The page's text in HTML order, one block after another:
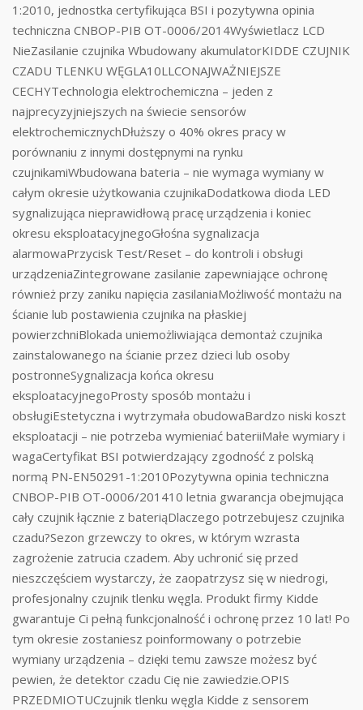
1:2010, jednostka certyfikująca BSI i pozytywna opinia
techniczna CNBOP-PIB OT-0006/2014Wyświetlacz LCD
NieZasilanie czujnika Wbudowany akumulatorKIDDE CZUJNIK
CZADU TLENKU WĘGLA10LLCONAJWAŻNIEJSZE
CECHYTechnologia elektrochemiczna – jeden z
najprecyzyjniejszych na świecie sensorów
elektrochemicznychDłuższy o 40% okres pracy w
porównaniu z innymi dostępnymi na rynku
czujnikamiWbudowana bateria – nie wymaga wymiany w
całym okresie użytkowania czujnikaDodatkowa dioda LED
sygnalizująca nieprawidłową pracę urządzenia i koniec
okresu eksploatacyjnegoGłośna sygnalizacja
alarmowaPrzycisk Test/Reset – do kontroli i obsługi
urządzeniaZintegrowane zasilanie zapewniające ochronę
również przy zaniku napięcia zasilaniaMożliwość montażu na
ścianie lub postawienia czujnika na płaskiej
powierzchniBlokada uniemożliwiająca demontaż czujnika
zainstalowanego na ścianie przez dzieci lub osoby
postronneSygnalizacja końca okresu
eksploatacyjnegoProsty sposób montażu i
obsługiEstetyczna i wytrzymała obudowaBardzo niski koszt
eksploatacji – nie potrzeba wymieniać bateriiMałe wymiary i
wagaCertyfikat BSI potwierdzający zgodność z polską
normą PN-EN50291-1:2010Pozytywna opinia techniczna
CNBOP-PIB OT-0006/201410 letnia gwarancja obejmująca
cały czujnik łącznie z bateriąDlaczego potrzebujesz czujnika
czadu?Sezon grzewczy to okres, w którym wzrasta
zagrożenie zatrucia czadem. Aby uchronić się przed
nieszczęściem wystarczy, że zaopatrzysz się w niedrogi,
profesjonalny czujnik tlenku węgla. Produkt firmy Kidde
gwarantuje Ci pełną funkcjonalność i ochronę przez 10 lat! Po
tym okresie zostaniesz poinformowany o potrzebie
wymiany urządzenia – dzięki temu zawsze możesz być
pewien, że detektor czadu Cię nie zawiedzie.OPIS
PRZEDMIOTUCzujnik tlenku węgla Kidde z sensorem